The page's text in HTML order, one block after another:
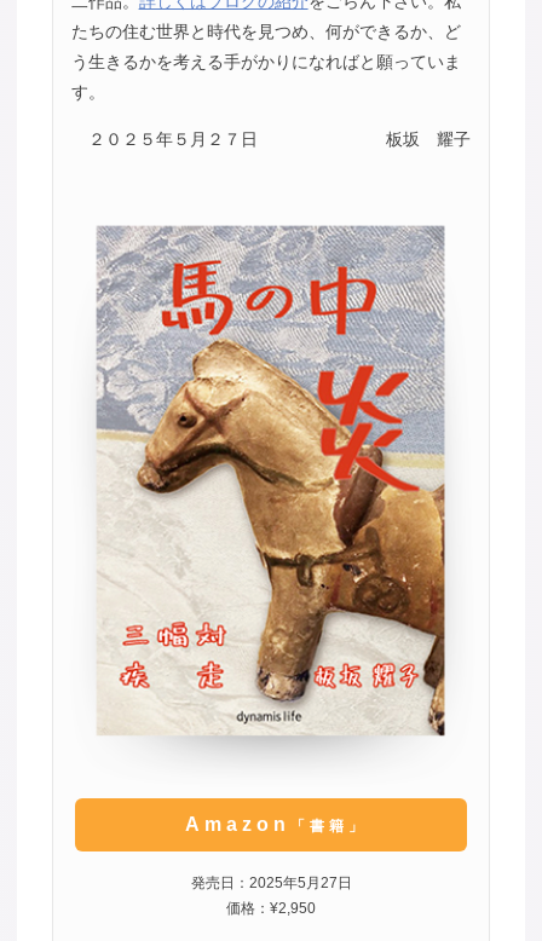
たちの住む世界と時代を見つめ、何ができるか、ど
う生きるかを考える手がかりになればと願っていま
す。
２０２５年５月２７日 板坂 耀子
Amazon 「書籍」
発売日：2025年5月27日
価格：¥2,950